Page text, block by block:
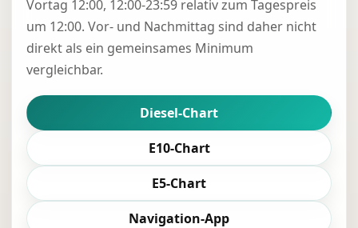
Vortag 12:00, 12:00-23:59 relativ zum Tagespreis
um 12:00. Vor- und Nachmittag sind daher nicht
direkt als ein gemeinsames Minimum
vergleichbar.
Diesel-Chart
E10-Chart
E5-Chart
Navigation-App